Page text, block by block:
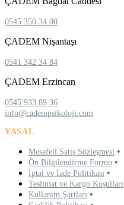
0545 350 34 00
ÇADEM Nişantaşı
0541 342 34 84
ÇADEM Erzincan
0545 933 89 36
info@cadempsikoloji.com
YASAL
Mesafeli Satış Sözleşmesi •
Ön Bilgilendirme Formu •
İptal ve İade Politikası •
Teslimat ve Kargo Koşulları
Kullanım Şartları •